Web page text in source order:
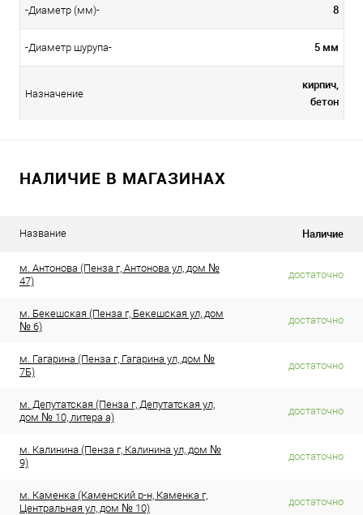
-Диаметр (мм)- 8
-Диаметр шурупа- 5 мм
Назначение
кирпич,
бетон
НАЛИЧИЕ В МАГАЗИНАХ
Название Наличие
м. Антонова (Пенза г, Антонова ул, дом №
47)
достаточно
м. Бекешская (Пенза г, Бекешская ул, дом
№ 6)
достаточно
м. Гагарина (Пенза г, Гагарина ул, дом №
7Б)
достаточно
м. Депутатская (Пенза г, Депутатская ул,
дом № 10, литера а)
достаточно
м. Калинина (Пенза г, Калинина ул, дом №
9)
достаточно
м. Каменка (Каменский р-н, Каменка г,
Центральная ул, дом № 10)
достаточно